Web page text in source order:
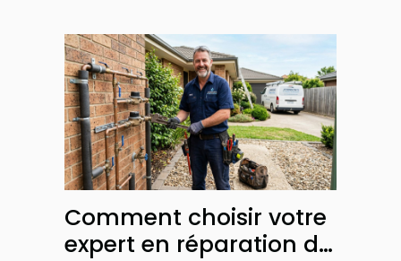
Comment choisir votre
expert en réparation de